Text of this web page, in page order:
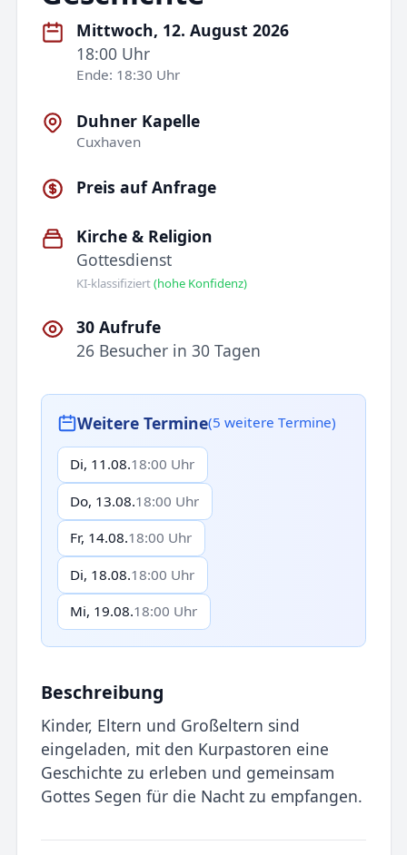
Mittwoch, 12. August 2026
18:00 Uhr
Ende: 18:30 Uhr
Duhner Kapelle
Cuxhaven
Preis auf Anfrage
Kirche & Religion
Gottesdienst
KI-klassifiziert(hohe Konfidenz)
30 Aufrufe
26 Besucher in 30 Tagen
Weitere Termine(5 weitere Termine)
Di, 11.08.18:00 Uhr
Do, 13.08.18:00 Uhr
Fr, 14.08.18:00 Uhr
Di, 18.08.18:00 Uhr
Mi, 19.08.18:00 Uhr
Beschreibung
Kinder, Eltern und Großeltern sind
eingeladen, mit den Kurpastoren eine
Geschichte zu erleben und gemeinsam
Gottes Segen für die Nacht zu empfangen.